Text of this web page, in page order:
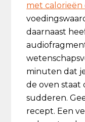
met calorieën
daarnaast
minuten dat
de oven staat
sudderen.
recept. Een